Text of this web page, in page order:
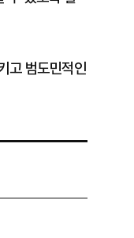
고 범도민적인